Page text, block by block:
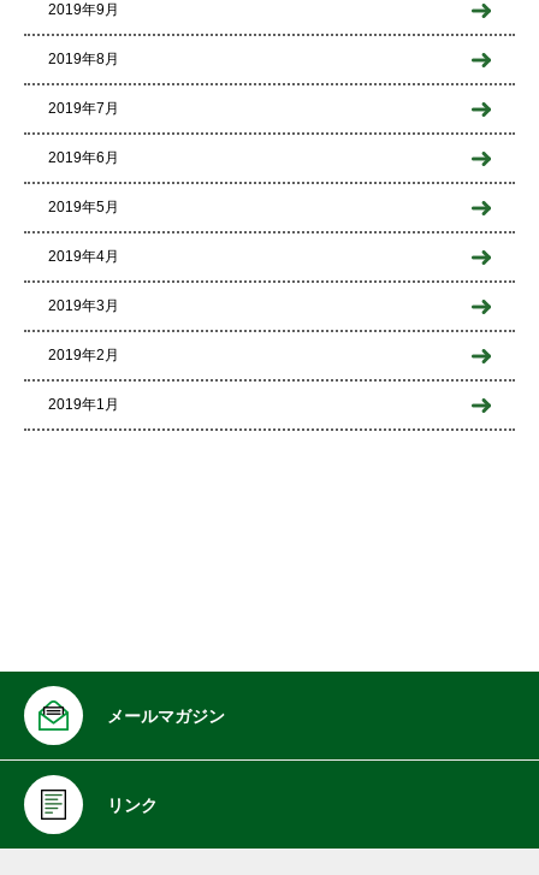
2019年9月
2019年8月
2019年7月
2019年6月
2019年5月
2019年4月
2019年3月
2019年2月
2019年1月
メールマガジン
リンク